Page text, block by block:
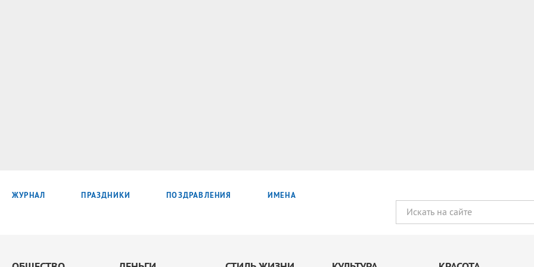
ЖУРНАЛ ПРАЗДНИКИ ПОЗДРАВЛЕНИЯ ИМЕНА